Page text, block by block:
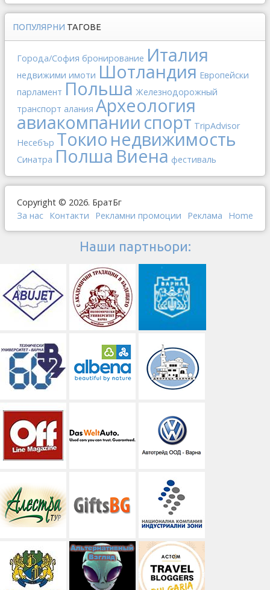
ПОПУЛЯРНИ ТАГОВЕ
Города/София бронирование Италия
недвижими имоти Шотландия Европейски
парламент Польша Железнодорожный
транспорт алания Археология
авиакомпании спорт TripAdvisor
Несебър Токио недвижимость
Синатра Полша Виена фестиваль
Copyright © 2026. БратБг
За нас Контакти Рекламни промоции Реклама Home
Наши партньори: